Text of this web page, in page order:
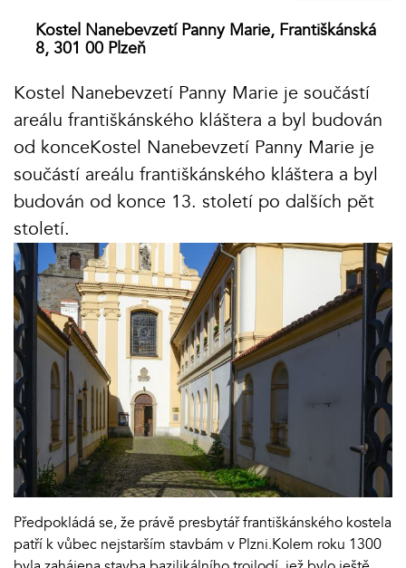
Kostel Nanebevzetí Panny Marie, Františkánská
8, 301 00 Plzeň
Kostel Nanebevzetí Panny Marie je součástí
areálu františkánského kláštera a byl budován
od konceKostel Nanebevzetí Panny Marie je
součástí areálu františkánského kláštera a byl
budován od konce 13. století po dalších pět
století.
Předpokládá se, že právě presbytář františkánského kostela
patří k vůbec nejstarším stavbám v Plzni.Kolem roku 1300